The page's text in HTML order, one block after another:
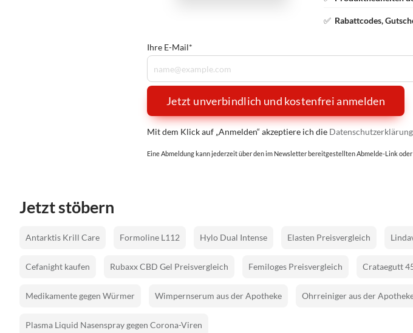
✅ Rabattcodes,
Ihre E-Mail*
Jetzt unverbindlich und kostenfrei anmelden
Mit dem Klick auf „Anmelden“ akzeptiere ich die Datenschutzerklärung
Eine Abmeldung kann jederzeit über den im Newsletter bereitgestellten Abmelde-Link
Jetzt stöbern
Antarktis Krill Care Formoline L112 Hylo Dual Intense Elasten Preisvergleich
Cefanight kaufen Rubaxx CBD Gel Preisvergleich Femiloges Preisvergleich Crataegutt
Medikamente gegen Würmer Wimpernserum aus der Apotheke Ohrreiniger aus der
Plasma Liquid Nasenspray gegen Corona-Viren